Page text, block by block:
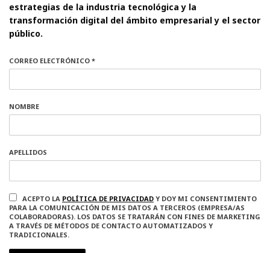
estrategias de la industria tecnológica y la
transformación digital del ámbito empresarial y el sector
público.
CORREO ELECTRÓNICO *
NOMBRE
APELLIDOS
ACEPTO LA POLÍTICA DE PRIVACIDAD Y DOY MI CONSENTIMIENTO
PARA LA COMUNICACIÓN DE MIS DATOS A TERCEROS (EMPRESA/AS
COLABORADORAS). LOS DATOS SE TRATARÁN CON FINES DE MARKETING
A TRAVÉS DE MÉTODOS DE CONTACTO AUTOMATIZADOS Y
TRADICIONALES.